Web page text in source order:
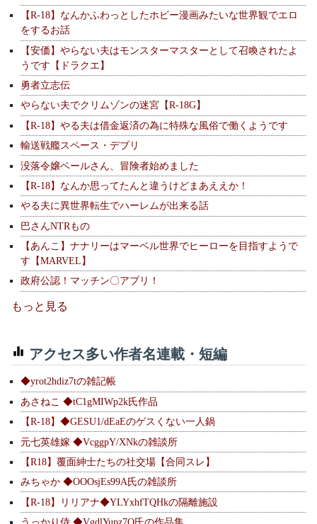
【R-18】なんかふわっとしたホビー漫画みたいな世界観でエロ
をするお話
【安価】やらない夫はモンスターマスターとして召喚されたよ
うです【ドラクエ】
勇者立志伝
やらない夫でクリムゾンの迷宮【R-18G】
【R-18】やる夫は借金返済の為に特殊な風俗で働くようです
輸送戦艦スペース・デブリ
没落令嬢ベールさん、冒険者始めました
【R-18】なんか思ってたんと違うけどまあええか！
やる夫に異世界転生でハーレムが出来る話
巴さんNTRもの
【あんこ】ナナリーはマーベル世界でヒーローを目指すようで
す【MARVEL】
政府公認！マッチン〇アプリ！
もっと見る
アクセス多い作者名連載・短編
◆yrot2hdiz7tの雑記帳
あさねこ ◆tC1gMIWp2k氏作品
【R-18】◆GESU1/dEaEのゲスくない一人鍋
元七英雄嫁 ◆VcggpY/XNkの雑談所
【R18】覆面紳士たちの社交場【合同スレ】
みちゃか ◆OOOsjEs99A氏の雑談所
【R-18】リリアナ◆YLYxhfTQHkの隔離施設